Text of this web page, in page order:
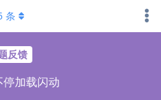
反馈
加载闪动
条